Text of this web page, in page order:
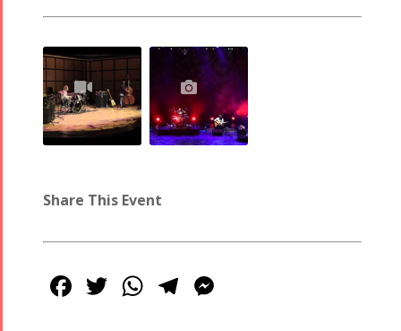
Share This Event
Facebook
Twitter
WhatsApp
Telegram